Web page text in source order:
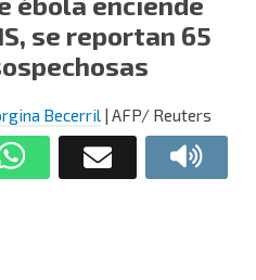
se reportan 65
Becerril | AFP/ Reuters